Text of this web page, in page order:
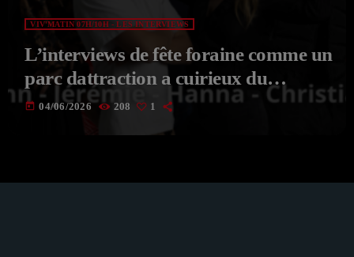
VIV'MATIN 07H/10H - LES INTERVIEWS
L’interviews de fête foraine comme un
parc dattraction a cuirieux du
03/06/2026 de VIV’MATIN Avec
today 04/06/2026 208 1